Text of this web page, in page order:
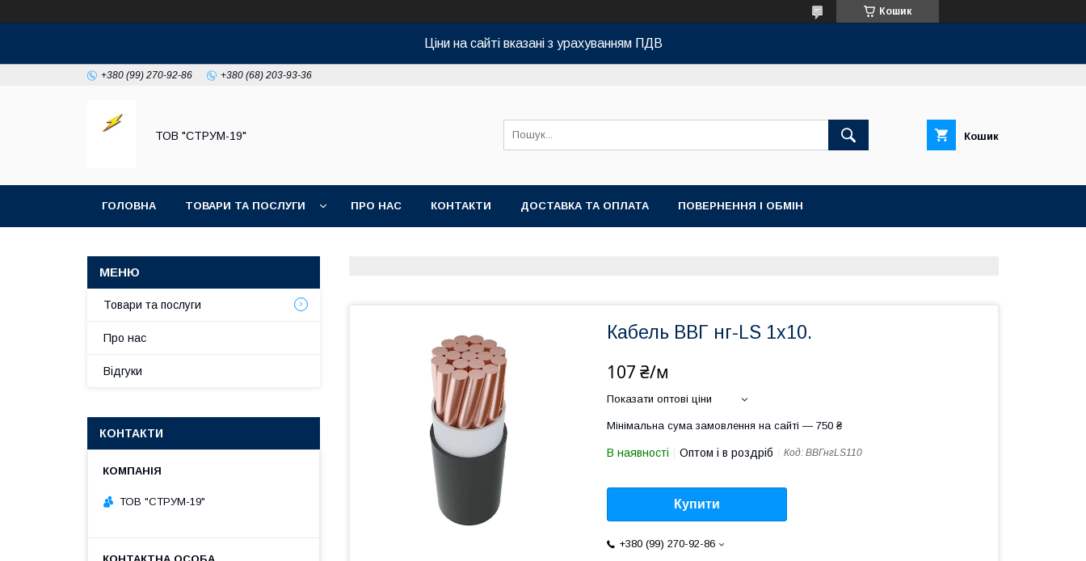
Кошик
Ціни на сайті вказані з урахуванням ПДВ
+380 (99) 270-92-86 +380 (68) 203-93-36
ТОВ "СТРУМ-19" Кошик
ГОЛОВНА ТОВАРИ ТА ПОСЛУГИ ПРО НАС КОНТАКТИ ДОСТАВКА ТА ОПЛАТА ПОВЕРНЕННЯ І ОБМІН
Кабель ВВГ нг-LS 1х10.
107 ₴/м
Показати оптові ціни
Мінімальна сума замовлення на сайті — 750 ₴
В наявності Оптом і в роздріб Код: ВВГнгLS110
Купити
+380 (99) 270-92-86
Товари та послуги
Про нас
Відгуки
КОНТАКТИ
ТОВ "СТРУМ-19"